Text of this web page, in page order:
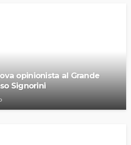
opinionista al Grande
Signorini